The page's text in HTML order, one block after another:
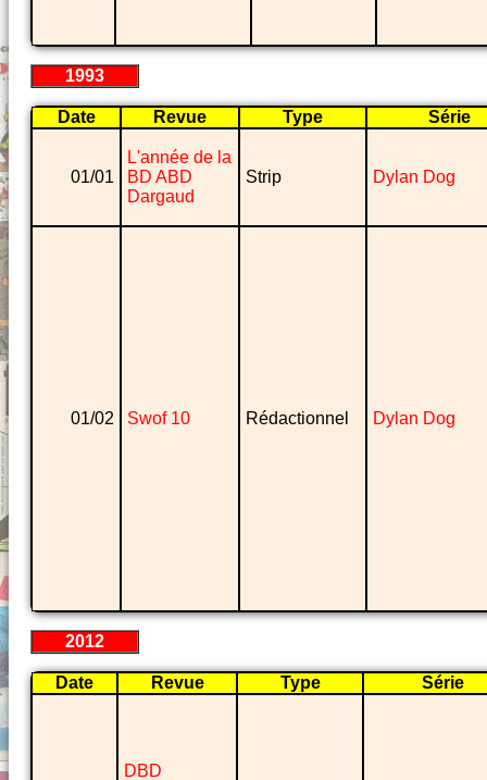
1993
Date Revue Type Série
01/01
L'année de la
BD ABD
Dargaud
Strip Dylan Dog
01/02 Swof 10 Rédactionnel Dylan Dog
2012
Date Revue Type Série
DBD